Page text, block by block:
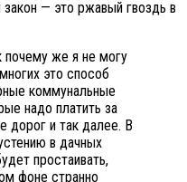
— это ржавый гвоздь в
почему же я не могу
это способ
коммунальные
надо платить за
дорог и так далее. В
в дачных
простаивать,
фоне странно